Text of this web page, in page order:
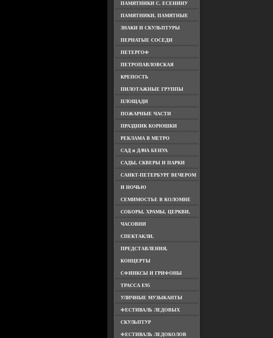
ПАМЯТНИКИ С. ЕСЕНИНУ
ПАМЯТНИКИ, ПАМЯТНЫЕ
ЗНАКИ И СКУЛЬПТУРЫ
ПЕРНАТЫЕ СОСЕДИ
ПЕТЕРГОФ
ПЕТРОПАВЛОВСКАЯ
КРЕПОСТЬ
ПИЛОТАЖНЫЕ ГРУППЫ
ПЛОЩАДИ
ПОЖАРНЫЕ ЧАСТИ
ПРАЗДНИК КОРЮШКИ
РЕКЛАМА В МЕТРО
САД и ДАЧА БЕНУА
САДЫ, СКВЕРЫ И ПАРКИ
САНКТ-ПЕТЕРБУРГ ВЕЧЕРОМ
И НОЧЬЮ
СЕМИМОСТЬЕ В КОЛОМНЕ
СОБОРЫ, ХРАМЫ, ЦЕРКВИ,
ЧАСОВНИ
СПЕКТАКЛИ,
ПРЕДСТАВЛЕНИЯ,
КОНЦЕРТЫ
СФИНКСЫ И ГРИФОНЫ
ТРАССА Е95
УЛИЧНЫЕ МУЗЫКАНТЫ
ФЕСТИВАЛЬ ЛЕДОВЫХ
СКУЛЬПТУР
ФЕСТИВАЛЬ ЛЕДОКОЛОВ